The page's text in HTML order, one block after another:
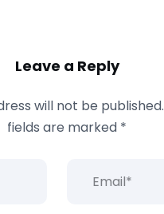
Leave a Reply
will not be published.
fields are marked *